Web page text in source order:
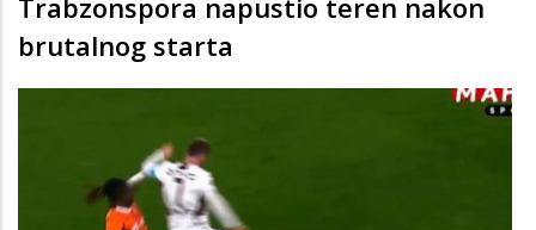
Trabzonspora napustio teren nakon
brutalnog starta